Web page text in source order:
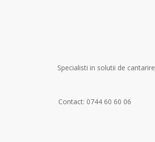
Specialisti in solutii de cantarire
Contact: 0744 60 60 06